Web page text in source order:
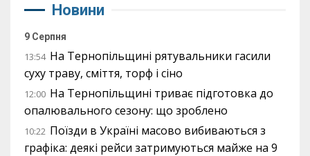
Новини
9 Серпня
13:54 На Тернопільщині рятувальники гасили
суху траву, сміття, торф і сіно
12:00 На Тернопільщині триває підготовка до
опалювального сезону: що зроблено
10:22 Поїзди в Україні масово вибиваються з
графіка: деякі рейси затримуються майже на 9